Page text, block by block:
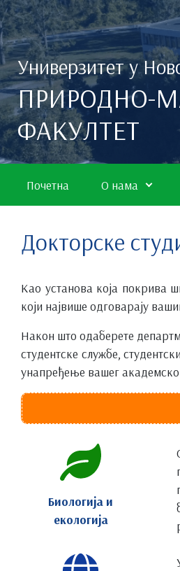
Скип то маин цонтент
Универзитет у
ПРИРОДНО-
ФАКУЛТЕТ
Почетна О нама
Докторске
Као установа која покрива
који највише одговарају
Након што одаберете
студентске службе,
унапређење вашег
Биологија и
екологија